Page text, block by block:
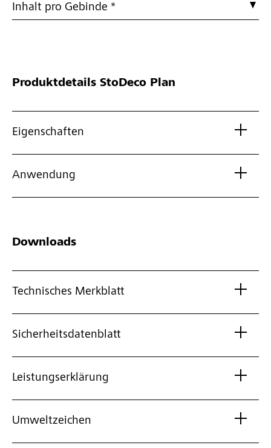
Inhalt pro Gebinde *
Produktdetails StoDeco Plan
Eigenschaften
Anwendung
Downloads
Technisches Merkblatt
Sicherheitsdatenblatt
Leistungserklärung
Umweltzeichen